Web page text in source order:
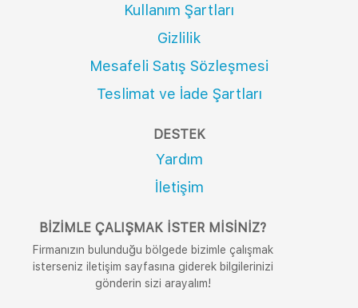
Kullanım Şartları
Gizlilik
Mesafeli Satış Sözleşmesi
Teslimat ve İade Şartları
DESTEK
Yardım
İletişim
BIZIMLE ÇALIŞMAK İSTER MISINIZ?
Firmanızın bulunduğu bölgede bizimle çalışmak
isterseniz iletişim sayfasına giderek bilgilerinizi
gönderin sizi arayalım!